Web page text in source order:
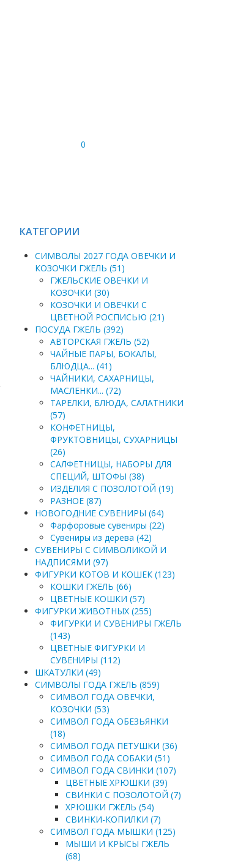
0
КАТЕГОРИИ
СИМВОЛЫ 2027 ГОДА ОВЕЧКИ И
КОЗОЧКИ ГЖЕЛЬ (51)
ГЖЕЛЬСКИЕ ОВЕЧКИ И
КОЗОЧКИ (30)
КОЗОЧКИ И ОВЕЧКИ С
ЦВЕТНОЙ РОСПИСЬЮ (21)
ПОСУДА ГЖЕЛЬ (392)
АВТОРСКАЯ ГЖЕЛЬ (52)
ЧАЙНЫЕ ПАРЫ, БОКАЛЫ,
БЛЮДЦА... (41)
ЧАЙНИКИ, САХАРНИЦЫ,
МАСЛЕНКИ... (72)
ТАРЕЛКИ, БЛЮДА, САЛАТНИКИ
(57)
КОНФЕТНИЦЫ,
ФРУКТОВНИЦЫ, СУХАРНИЦЫ
(26)
САЛФЕТНИЦЫ, НАБОРЫ ДЛЯ
СПЕЦИЙ, ШТОФЫ (38)
ИЗДЕЛИЯ С ПОЗОЛОТОЙ (19)
РАЗНОЕ (87)
НОВОГОДНИЕ СУВЕНИРЫ (64)
Фарфоровые сувениры (22)
Сувениры из дерева (42)
СУВЕНИРЫ С СИМВОЛИКОЙ И
НАДПИСЯМИ (97)
ФИГУРКИ КОТОВ И КОШЕК (123)
КОШКИ ГЖЕЛЬ (66)
ЦВЕТНЫЕ КОШКИ (57)
ФИГУРКИ ЖИВОТНЫХ (255)
ФИГУРКИ И СУВЕНИРЫ ГЖЕЛЬ
(143)
ЦВЕТНЫЕ ФИГУРКИ И
СУВЕНИРЫ (112)
ШКАТУЛКИ (49)
СИМВОЛЫ ГОДА ГЖЕЛЬ (859)
СИМВОЛ ГОДА ОВЕЧКИ,
КОЗОЧКИ (53)
СИМВОЛ ГОДА ОБЕЗЬЯНКИ
(18)
СИМВОЛ ГОДА ПЕТУШКИ (36)
СИМВОЛ ГОДА СОБАКИ (51)
СИМВОЛ ГОДА СВИНКИ (107)
ЦВЕТНЫЕ ХРЮШКИ (39)
СВИНКИ С ПОЗОЛОТОЙ (7)
ХРЮШКИ ГЖЕЛЬ (54)
СВИНКИ-КОПИЛКИ (7)
СИМВОЛ ГОДА МЫШКИ (125)
МЫШИ И КРЫСЫ ГЖЕЛЬ
(68)